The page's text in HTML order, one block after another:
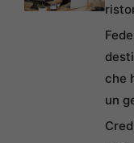
che
un